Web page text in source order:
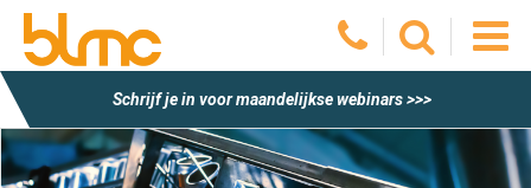
Schrijf je in voor maandelijkse webinars >>>